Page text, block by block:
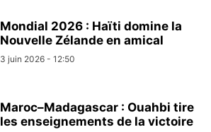
Mondial 2026 : Haïti domine la
Nouvelle Zélande en amical
3 juin 2026 - 12:50
Maroc–Madagascar : Ouahbi tire
les enseignements de la victoire